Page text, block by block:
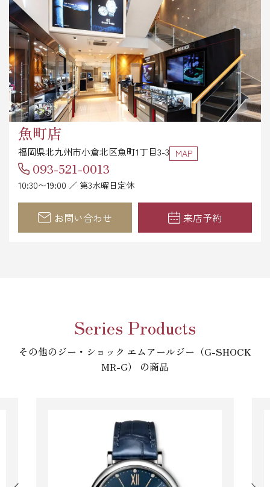
魚町店
福岡県北九州市小倉北区魚町1丁目3-3 MAP
093-521-0013
10:30〜19:00 ／ 第3水曜日定休
お問い合わせ 来店予約
Series Products
その他のジー・ショック エムアールジー（G-SHOCK
MR-G） の商品